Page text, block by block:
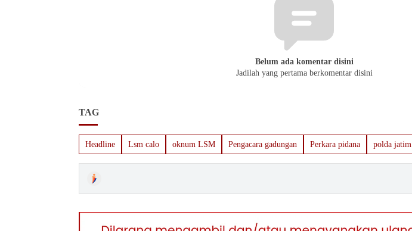
Belum ada komentar disini
Jadilah yang pertama berkomentar disini
TAG
Headline Lsm calo oknum LSM Pengacara gadungan Perkara pidana polda jatim